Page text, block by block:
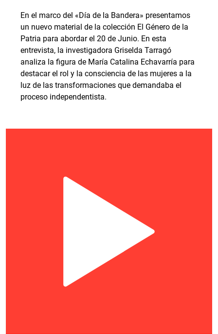
En el marco del «Día de la Bandera» presentamos
un nuevo material de la colección El Género de la
Patria para abordar el 20 de Junio. En esta
entrevista, la investigadora Griselda Tarragó
analiza la figura de María Catalina Echavarría para
destacar el rol y la consciencia de las mujeres a la
luz de las transformaciones que demandaba el
proceso independentista.